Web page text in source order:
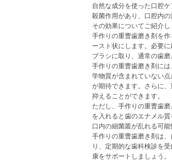
自然な成分を使った口腔
殺菌作用があり、口腔内
その効果についてご紹介し
手作りの重曹歯磨き剤を
ースト状にします。必要
ブラシに取り、通常の歯
手作りの重曹歯磨き剤に
学物質が含まれていない
が期待できます。さらに
抑えることができます。
ただし、手作りの重曹歯
を入れると歯のエナメル
口内の細菌叢が乱れる可能
手作りの重曹歯磨き剤は
り、定期的な歯科検診を
康をサポートしましょう。